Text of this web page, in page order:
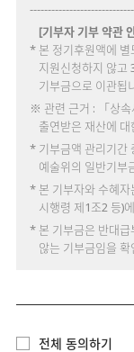
[기부자 기부 약관
* 본 정기후원액에 별
지원신청하지 않고
기부금으로 이관됩
※ 관련 근거 : 「상속
출연받은 재산에
* 기부금액 관리기간
예술위의 일반기부
* 본 기부자와 수혜
시행령 제1조2 등)
* 본 기부금은 반대급
않는 기부금임을
전체 동의하기